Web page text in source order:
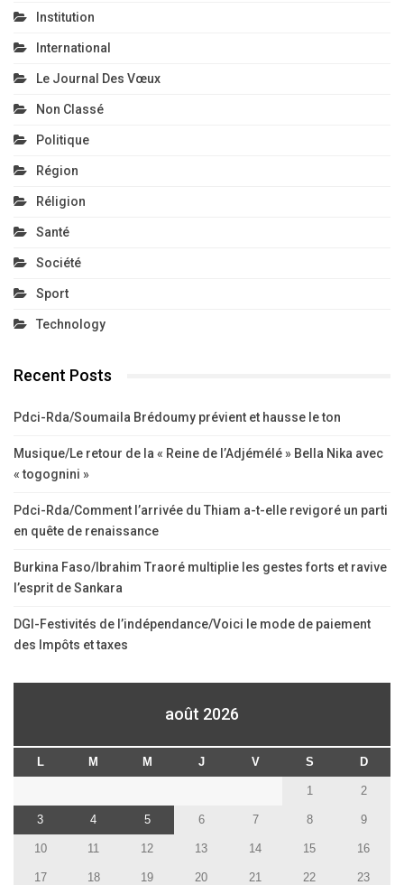
Institution
International
Le Journal Des Vœux
Non Classé
Politique
Région
Réligion
Santé
Société
Sport
Technology
Recent Posts
Pdci-Rda/Soumaila Brédoumy prévient et hausse le ton
Musique/Le retour de la « Reine de l’Adjémélé » Bella Nika avec
« togognini »
Pdci-Rda/Comment l’arrivée du Thiam a-t-elle revigoré un parti
en quête de renaissance
Burkina Faso/Ibrahim Traoré multiplie les gestes forts et ravive
l’esprit de Sankara
DGI-Festivités de l’indépendance/Voici le mode de paiement
des Impôts et taxes
août 2026
L M M J V S D
1 2
3 4 5 6 7 8 9
10 11 12 13 14 15 16
17 18 19 20 21 22 23